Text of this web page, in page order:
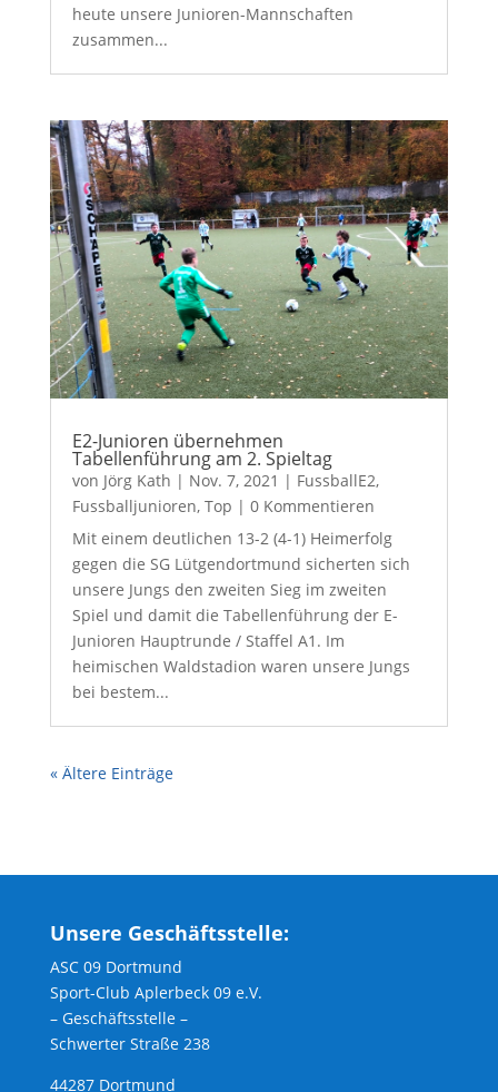
heute unsere Junioren-Mannschaften
zusammen...
E2-Junioren übernehmen
Tabellenführung am 2. Spieltag
von Jörg Kath | Nov. 7, 2021 | FussballE2,
Fussballjunioren, Top | 0 Kommentieren
Mit einem deutlichen 13-2 (4-1) Heimerfolg
gegen die SG Lütgendortmund sicherten sich
unsere Jungs den zweiten Sieg im zweiten
Spiel und damit die Tabellenführung der E-
Junioren Hauptrunde / Staffel A1. Im
heimischen Waldstadion waren unsere Jungs
bei bestem...
« Ältere Einträge
Unsere Geschäftsstelle:
ASC 09 Dortmund
Sport-Club Aplerbeck 09 e.V.
– Geschäftsstelle –
Schwerter Straße 238
44287 Dortmund